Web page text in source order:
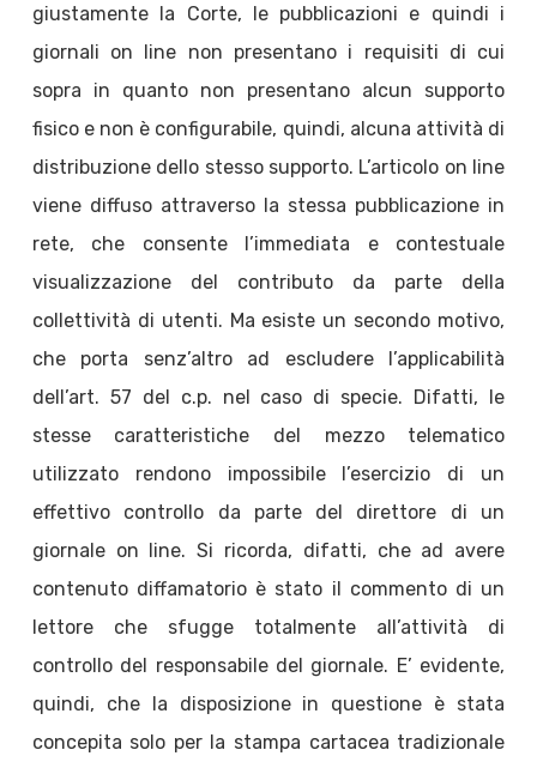
giustamente la Corte, le pubblicazioni e quindi i
giornali on line non presentano i requisiti di cui
sopra in quanto non presentano alcun supporto
fisico e non è configurabile, quindi, alcuna attività di
distribuzione dello stesso supporto. L’articolo on line
viene diffuso attraverso la stessa pubblicazione in
rete, che consente l’immediata e contestuale
visualizzazione del contributo da parte della
collettività di utenti. Ma esiste un secondo motivo,
che porta senz’altro ad escludere l’applicabilità
dell’art. 57 del c.p. nel caso di specie. Difatti, le
stesse caratteristiche del mezzo telematico
utilizzato rendono impossibile l’esercizio di un
effettivo controllo da parte del direttore di un
giornale on line. Si ricorda, difatti, che ad avere
contenuto diffamatorio è stato il commento di un
lettore che sfugge totalmente all’attività di
controllo del responsabile del giornale. E’ evidente,
quindi, che la disposizione in questione è stata
concepita solo per la stampa cartacea tradizionale